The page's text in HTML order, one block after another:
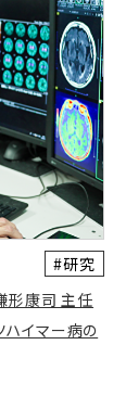
#研究
形康司 主任
ハイマー病の